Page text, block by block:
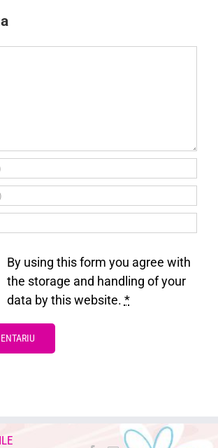
By using this form you agree with
the storage and handling of your
data by this website. *